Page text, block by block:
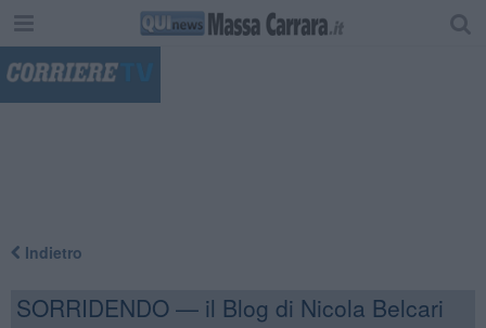
Indietro
SORRIDENDO — il Blog di Nicola Belcari